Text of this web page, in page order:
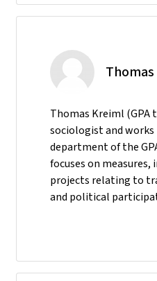
Thomas Kreiml (GPA
sociologist and
department of the
focuses on measures,
projects relating to
and political